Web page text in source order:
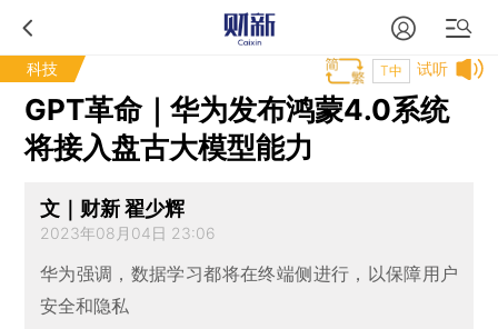
科技 试听
T中
GPT革命｜华为发布鸿蒙4.0系统
将接入盘古大模型能力
文｜财新 翟少辉
2023年08月04日 23:06
华为强调，数据学习都将在终端侧进行，以保障用户
安全和隐私